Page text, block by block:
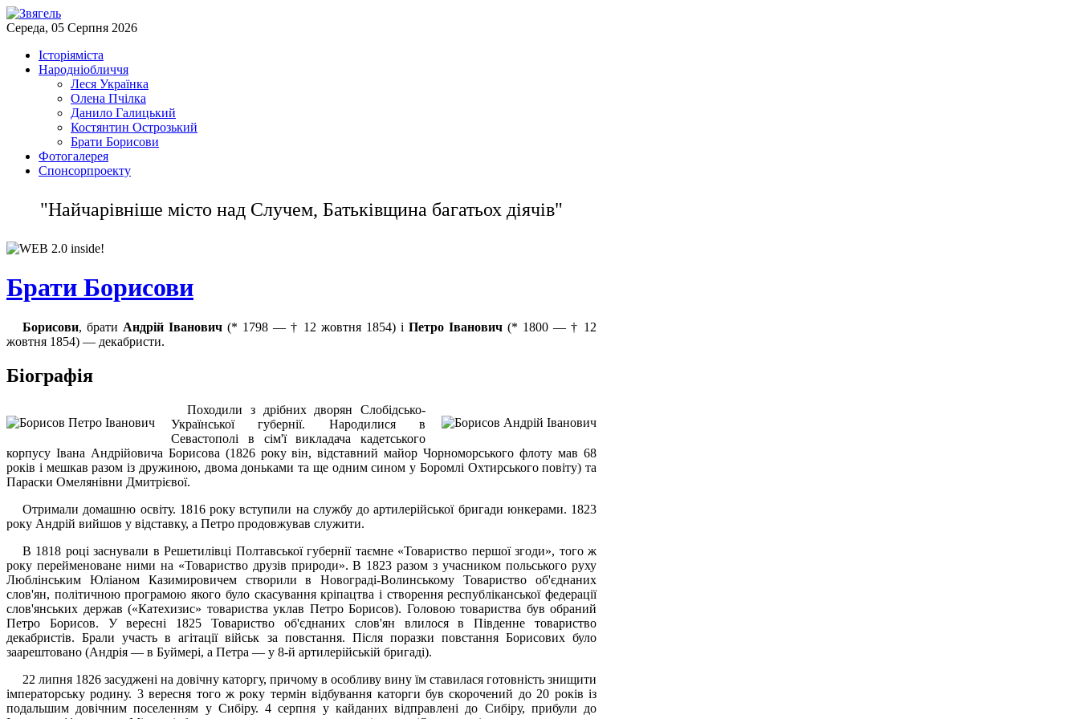
Середа, 05 Серпня 2026
Історіяміста
Народнiобличчя
Леся Українка
Олена Пчілка
Данило Галицький
Костянтин Острозький
Брати Борисови
Фотогалерея
Спонсорпроекту
"Найчарiвнiше мicто над Случем, Батькiвщина багатьох дiячiв"
Брати Борисови
Борисови, брати Андрій Іванович (* 1798 — † 12 жовтня 1854) і Петро Іванович (* 1800 — † 12
жовтня 1854) — декабристи.
Біографія
Походили з дрібних дворян Слобідсько-
Української губернії. Народилися в
Севастополі в сім'ї викладача кадетського
корпусу Івана Андрійовича Борисова (1826 року він, відставний майор Чорноморського флоту мав 68
років і мешкав разом із дружиною, двома доньками та ще одним сином у Боромлі Охтирського повіту) та
Параски Омелянівни Дмитрієвої.
Отримали домашню освіту. 1816 року вступили на службу до артилерійської бригади юнкерами. 1823
року Андрій вийшов у відставку, а Петро продовжував служити.
В 1818 році заснували в Решетилівці Полтавської губернії таємне «Товариство першої згоди», того ж
року перейменоване ними на «Товариство друзів природи». В 1823 разом з учасником польського руху
Люблінським Юліаном Казимировичем створили в Новограді-Волинському Товариство об'єднаних
слов'ян, політичною програмою якого було скасування кріпацтва і створення республіканської федерації
слов'янських держав («Катехизис» товариства уклав Петро Борисов). Головою товариства був обраний
Петро Борисов. У вересні 1825 Товариство об'єднаних слов'ян влилося в Південне товариство
декабристів. Брали участь в агітації військ за повстання. Після поразки повстання Борисових було
заарештовано (Андрія — в Буймері, а Петра — у 8-й артилерійській бригаді).
22 липня 1826 засуджені на довічну каторгу, причому в особливу вину їм ставилася готовність знищити
імператорську родину. 3 вересня того ж року термін відбування каторги був скорочений до 20 років із
подальшим довічним поселенням у Сибіру. 4 серпня у кайданих відправлені до Сибіру, прибули до